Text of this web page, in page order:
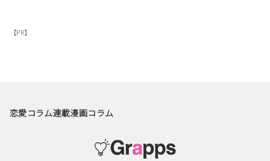
【PR】
恋愛コラム連載漫画コラム